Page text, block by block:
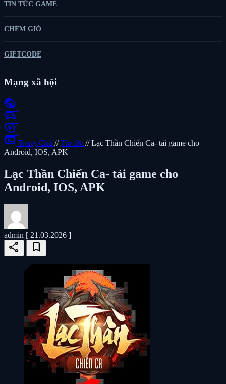
TIN TỨC GAME
CHÉM GIÓ
GIFTCODE
Mạng xã hội
public
sports_esports
play_circle
terminal Trang Chủ // Tin tức // Lạc Thần Chiến Ca- tải game cho
Android, IOS, APK
Lạc Thần Chiến Ca- tải game cho
Android, IOS, APK
admin [ 21.03.2026 ]
share bookmark